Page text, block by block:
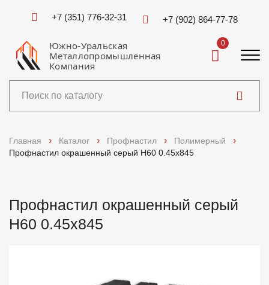
+7 (351) 776-32-31 +7 (902) 864-77-78
Южно-Уральская
Металлопромышленная
Компания
0
Доставка и оплата
Главная Каталог Профнастил
Полимерный
Профнастил окрашенный серый Н60 0.45x845
Профнастил окрашенный серый
Н60 0.45x845